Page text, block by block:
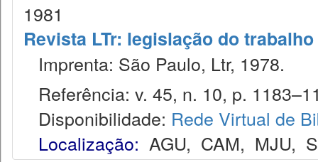
1981
Revista LTr: legislação do trabalho
Imprenta: São Paulo, Ltr, 1978.
Referência: v. 45, n. 10, p.
Disponibilidade: Rede Virtual de
Localização: AGU, CAM, MJU,